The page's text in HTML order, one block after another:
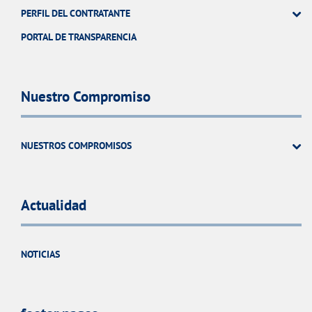
PERFIL DEL CONTRATANTE
PORTAL DE TRANSPARENCIA
Nuestro Compromiso
NUESTROS COMPROMISOS
Actualidad
NOTICIAS